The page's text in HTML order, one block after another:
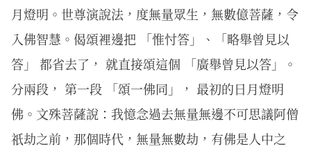
月燈明。世尊演說法，度無量眾生，無數億菩薩，令
入佛智慧。偈頌裡邊把 「惟忖答」、「略舉曾見以
答」 都省去了， 就直接頌這個 「廣舉曾見以答」。
分兩段， 第一段 「頌一佛同」， 最初的日月燈明
佛。文殊菩薩說：我憶念過去無量無邊不可思議阿僧
祇劫之前，那個時代，無量無數劫，有佛是人中之